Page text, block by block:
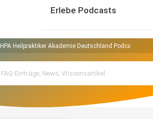
Erlebe Podcasts
HPA Heilpraktiker Akademie Deutschland Podcast